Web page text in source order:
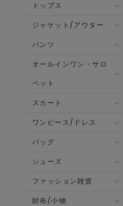
トップス
ジャケット/アウター
パンツ
オールインワン・サロ
ペット
スカート
ワンピース/ドレス
バッグ
シューズ
ファッション雑貨
財布/小物